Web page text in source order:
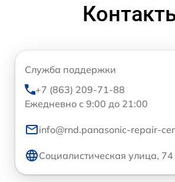
Служба поддержки
+7 (863) 209-71-88
Ежедневно с 9:00 до 21:00
info@rnd.panasonic-repair-
Социалистическая улица, 74